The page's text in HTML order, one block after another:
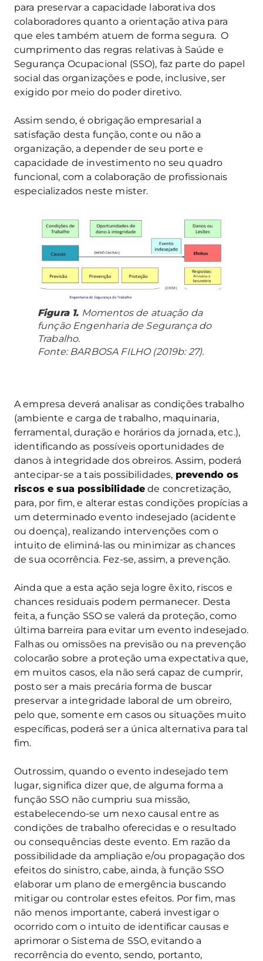
para preservar a capacidade laborativa dos
colaboradores quanto a orientação ativa para
que eles também atuem de forma segura. O
cumprimento das regras relativas à Saúde e
Segurança Ocupacional (SSO), faz parte do papel
social das organizações e pode, inclusive, ser
exigido por meio do poder diretivo.
Assim sendo, é obrigação empresarial a
satisfação desta função, conte ou não a
organização, a depender de seu porte e
capacidade de investimento no seu quadro
funcional, com a colaboração de profissionais
especializados neste mister.
Figura 1. Momentos de atuação da
função Engenharia de Segurança do
Trabalho.
Fonte: BARBOSA FILHO (2019b: 27).
A empresa deverá analisar as condições trabalho
(ambiente e carga de trabalho, maquinaria,
ferramental, duração e horários da jornada, etc.),
identificando as possíveis oportunidades de
danos à integridade dos obreiros. Assim, poderá
antecipar-se a tais possibilidades, prevendo os
riscos e sua possibilidade de concretização,
para, por fim, e alterar estas condições propícias a
um determinado evento indesejado (acidente
ou doença), realizando intervenções com o
intuito de eliminá-las ou minimizar as chances
de sua ocorrência. Fez-se, assim, a prevenção.
Ainda que a esta ação seja logre êxito, riscos e
chances residuais podem permanecer. Desta
feita, a função SSO se valerá da proteção, como
última barreira para evitar um evento indesejado.
Falhas ou omissões na previsão ou na prevenção
colocarão sobre a proteção uma expectativa que,
em muitos casos, ela não será capaz de cumprir,
posto ser a mais precária forma de buscar
preservar a integridade laboral de um obreiro,
pelo que, somente em casos ou situações muito
específicas, poderá ser a única alternativa para tal
fim.
Outrossim, quando o evento indesejado tem
lugar, significa dizer que, de alguma forma a
função SSO não cumpriu sua missão,
estabelecendo-se um nexo causal entre as
condições de trabalho oferecidas e o resultado
ou consequências deste evento. Em razão da
possibilidade da ampliação e/ou propagação dos
efeitos do sinistro, cabe, ainda, à função SSO
elaborar um plano de emergência buscando
mitigar ou controlar estes efeitos. Por fim, mas
não menos importante, caberá investigar o
ocorrido com o intuito de identificar causas e
aprimorar o Sistema de SSO, evitando a
recorrência do evento, sendo, portanto,